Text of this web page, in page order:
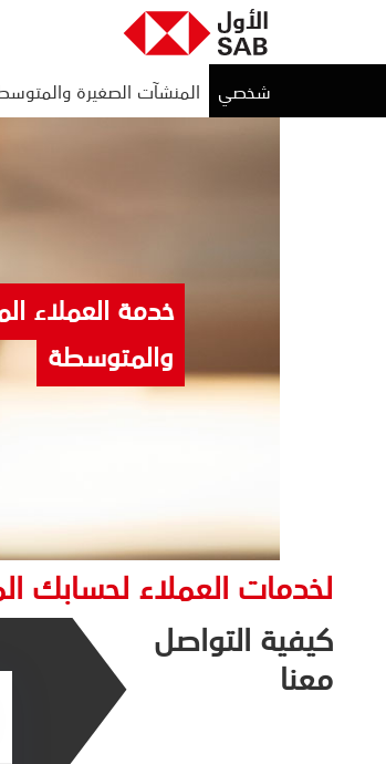
شخصي المنشآت الصغيرة
خدمة العملاء
والمتوسطة
لخدمات العملاء لحسابك
كيفية التواصل
معنا